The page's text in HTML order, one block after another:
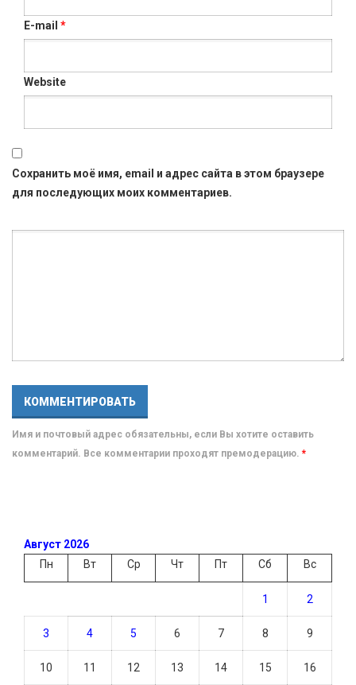
E-mail *
Website
Сохранить моё имя, email и адрес сайта в этом браузере
для последующих моих комментариев.
Имя и почтовый адрес обязательны, если Вы хотите оставить
комментарий. Все комментарии проходят премодерацию. *
Август 2026
Пн
Вт Ср Чт Пт Сб Вс
1 2
3 4 5 6 7 8 9
10 11 12 13 14 15 16